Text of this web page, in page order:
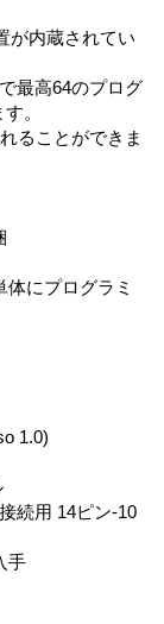
が内蔵されてい
最高64のプログ
。
ることができま
にプログラミ
1.0)
続用 14ピン-10
手